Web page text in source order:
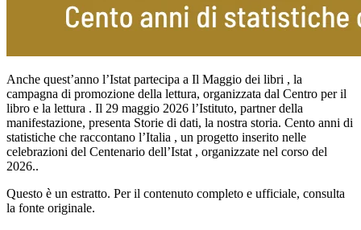
Anche quest’anno l’Istat partecipa a Il Maggio dei libri , la
campagna di promozione della lettura, organizzata dal Centro per il
libro e la lettura . Il 29 maggio 2026 l’Istituto, partner della
manifestazione, presenta Storie di dati, la nostra storia. Cento anni di
statistiche che raccontano l’Italia , un progetto inserito nelle
celebrazioni del Centenario dell’Istat , organizzate nel corso del
2026..
Questo è un estratto. Per il contenuto completo e ufficiale, consulta
la fonte originale.